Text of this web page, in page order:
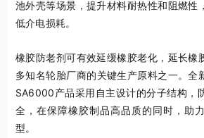
池外壳等场景，提升材料耐热性和阻燃性
低介电损耗。
橡胶防老剂可有效延缓橡胶老化，延长橡
多知名轮胎厂商的关键生产原料之一。全
SA6000产品采用自主设计的分子结构，
全，在保障橡胶制品高品质的同时，助
型。